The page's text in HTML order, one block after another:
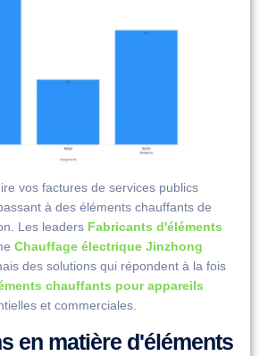
vos factures de services publics
à des éléments chauffants de
Les leaders Fabricants d'éléments
Chauffage électrique Jinzhong
des solutions qui répondent à la fois
chauffants pour appareils
et commerciales.
en matière d'éléments